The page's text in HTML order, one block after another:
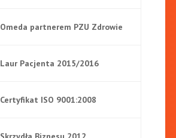
Omeda partnerem PZU Zdrowie
Laur Pacjenta 2015/2016
Certyfikat ISO 9001:2008